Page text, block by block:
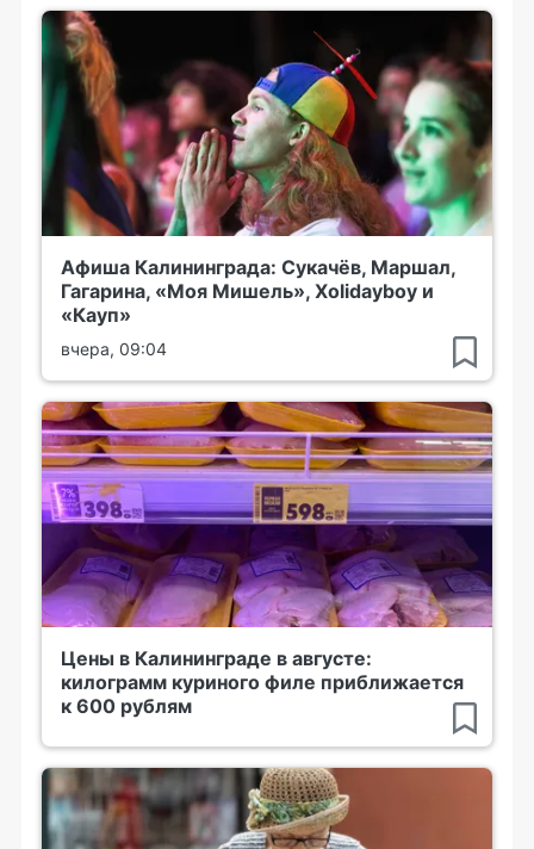
Афиша Калининграда: Сукачёв, Маршал,
Гагарина, «Моя Мишель», Xolidayboy и
«Кауп»
вчера, 09:04
Цены в Калининграде в августе:
килограмм куриного филе приближается
к 600 рублям